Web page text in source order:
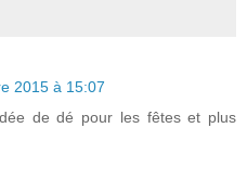
2015 à 15:07
de dé pour les fêtes et plus